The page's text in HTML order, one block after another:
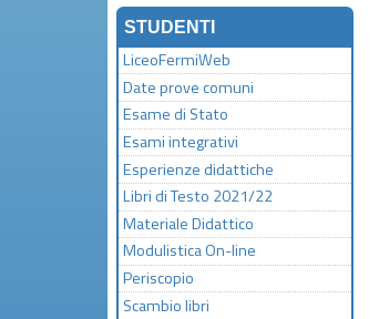
STUDENTI
LiceoFermiWeb
Date prove comuni
Esame di Stato
Esami integrativi
Esperienze didattiche
Libri di Testo 2021/22
Materiale Didattico
Modulistica On-line
Periscopio
Scambio libri